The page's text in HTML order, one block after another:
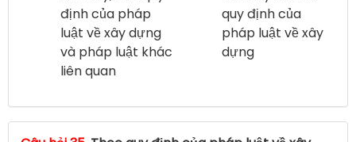
định của pháp
luật về xây dựng
và pháp luật khác
liên quan
quy định của
pháp luật về xây
dựng